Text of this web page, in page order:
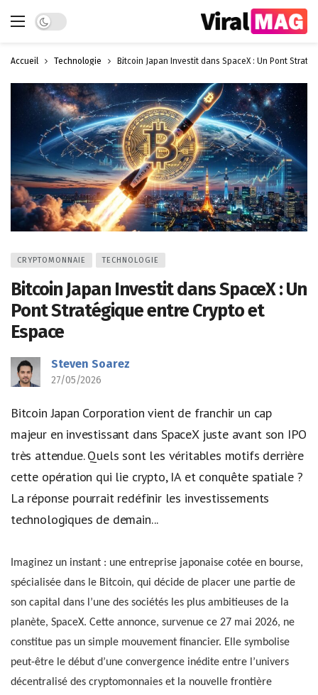
Dark mode
Accueil Technologie Bitcoin Japan Investit dans SpaceX : Un Pont
CRYPTOMONNAIE TECHNOLOGIE
Bitcoin Japan Investit dans SpaceX : Un
Pont Stratégique entre Crypto et
Espace
Steven Soarez
27/05/2026
Bitcoin Japan Corporation vient de franchir un cap
majeur en investissant dans SpaceX juste avant son IPO
très attendue. Quels sont les véritables motifs derrière
cette opération qui lie crypto, IA et conquête spatiale ?
La réponse pourrait redéfinir les investissements
technologiques de demain...
Imaginez un instant : une entreprise japonaise cotée en bourse,
spécialisée dans le Bitcoin, qui décide de placer une partie de
son capital dans l’une des sociétés les plus ambitieuses de la
planète, SpaceX. Cette annonce, survenue ce 27 mai 2026, ne
constitue pas un simple mouvement financier. Elle symbolise
peut-être le début d’une convergence inédite entre l’univers
décentralisé des cryptomonnaies et la nouvelle frontière